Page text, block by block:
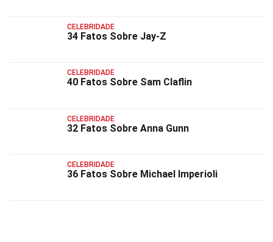
CELEBRIDADE
34 Fatos Sobre Jay-Z
CELEBRIDADE
40 Fatos Sobre Sam Claflin
CELEBRIDADE
32 Fatos Sobre Anna Gunn
CELEBRIDADE
36 Fatos Sobre Michael Imperioli